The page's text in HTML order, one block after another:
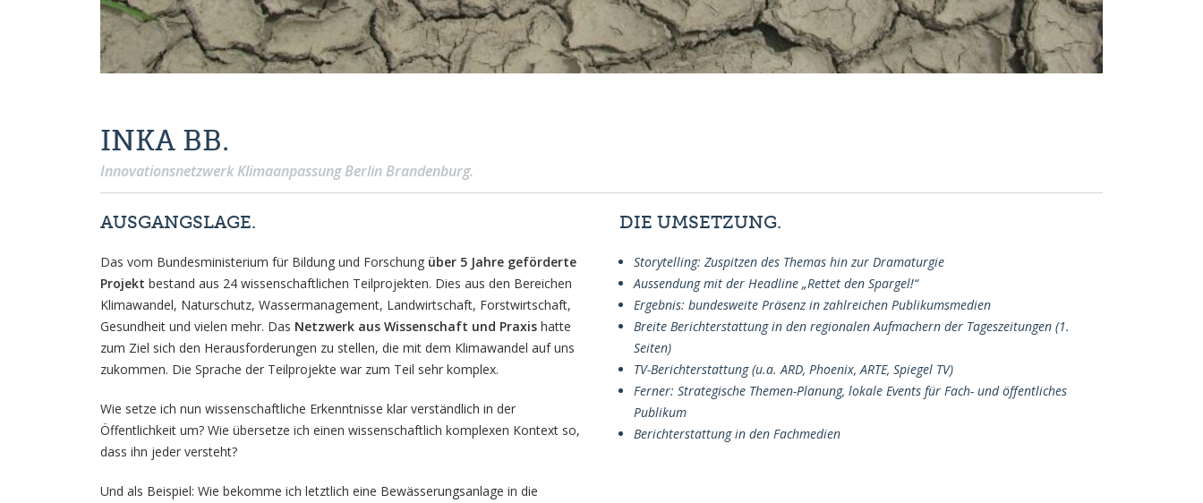
INKA BB.
Innovationsnetzwerk Klimaanpassung Berlin Brandenburg.
AUSGANGSLAGE.
Das vom Bundesministerium für Bildung und Forschung über 5 Jahre geförderte
Projekt bestand aus 24 wissenschaftlichen Teilprojekten. Dies aus den Bereichen
Klimawandel, Naturschutz, Wassermanagement, Landwirtschaft, Forstwirtschaft,
Gesundheit und vielen mehr. Das Netzwerk aus Wissenschaft und Praxis hatte
zum Ziel sich den Herausforderungen zu stellen, die mit dem Klimawandel auf uns
zukommen. Die Sprache der Teilprojekte war zum Teil sehr komplex.
Wie setze ich nun wissenschaftliche Erkenntnisse klar verständlich in der
Öffentlichkeit um? Wie übersetze ich einen wissenschaftlich komplexen Kontext so,
dass ihn jeder versteht?
Und als Beispiel: Wie bekomme ich letztlich eine Bewässerungsanlage in die
DIE UMSETZUNG.
Storytelling: Zuspitzen des Themas hin zur Dramaturgie
Aussendung mit der Headline „Rettet den Spargel!“
Ergebnis: bundesweite Präsenz in zahlreichen Publikumsmedien
Breite Berichterstattung in den regionalen Aufmachern der Tageszeitungen (1.
Seiten)
TV-Berichterstattung (u.a. ARD, Phoenix, ARTE, Spiegel TV)
Ferner: Strategische Themen-Planung, lokale Events für Fach- und öffentliches
Publikum
Berichterstattung in den Fachmedien